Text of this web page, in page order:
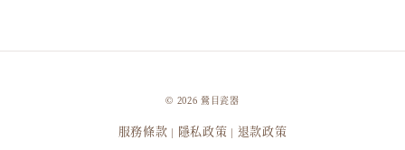
© 2026 鶯目瓷器
服務條款 | 隱私政策 | 退款政策